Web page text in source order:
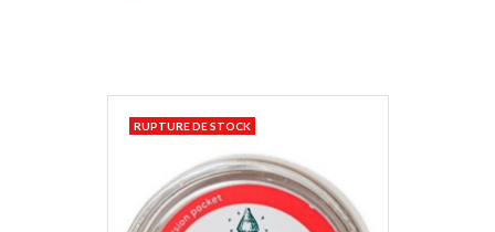
RUPTURE DE STOCK